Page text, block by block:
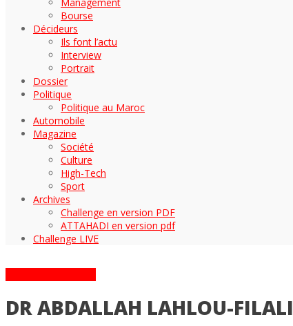
Bourse
Décideurs
Ils font l’actu
Interview
Portrait
Dossier
Politique
Politique au Maroc
Automobile
Magazine
Société
Culture
High-Tech
Sport
Archives
Challenge en version PDF
ATTAHADI en version pdf
Challenge LIVE
DR ABDALLAH LAHLOU-FILALI